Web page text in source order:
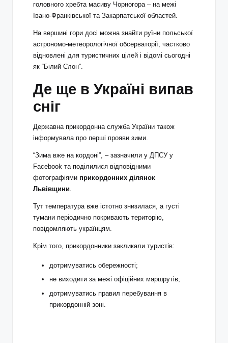
головного хребта масиву Чорногора – на межі
Івано-Франківської та Закарпатської областей.
На вершині гори досі можна знайти руїни польської
астрономо-метеорологічної обсерваторії, частково
відновлені для туристичних цілей і відомі сьогодні
як “Білий Слон”.
Де ще в Україні випав
сніг
Державна прикордонна служба України також
інформувала про перші прояви зими.
“Зима вже на кордоні”, – зазначили у ДПСУ у
Facebook та поділилися відповідними
фотографіями прикордонних ділянок
Львівщини.
Тут температура вже істотно знизилася, а густі
тумани періодично покривають територію,
повідомляють українцям.
Крім того, прикордонники закликали туристів:
дотримуватись обережності;
не виходити за межі офіційних маршрутів;
дотримуватись правил перебування в
прикордонній зоні.